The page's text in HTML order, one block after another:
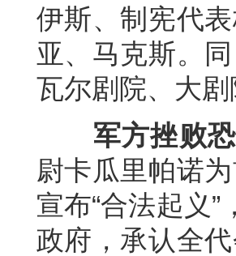
伊斯、制宪代
亚、马克斯。
瓦尔剧院、大
军方挫败恐
尉卡瓜里帕诺
宣布“合法起义
政府，承认全